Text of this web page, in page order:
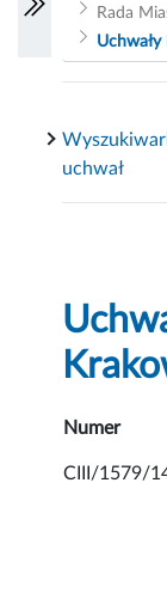
Rada
Uchwały
uchwał
Numer
CIII/1579/